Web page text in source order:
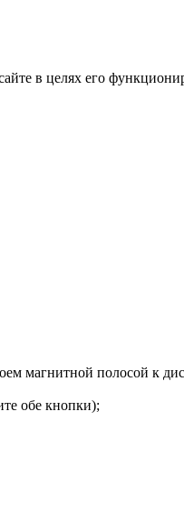
в целях его
магнитной полосой к
обе кнопки);